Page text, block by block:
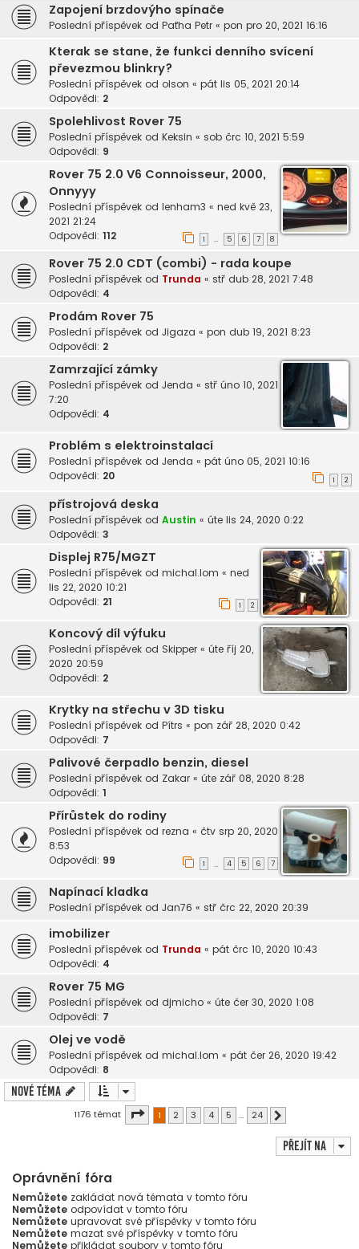
Zapojení brzdovýho spínače
Poslední příspěvek od Paťha Petr « pon pro 20, 2021 16:16
Kterak se stane, že funkci denního svícení
převezmou blinkry?
Poslední příspěvek od olson « pát lis 05, 2021 20:14
Odpovědi: 2
Spolehlivost Rover 75
Poslední příspěvek od Keksin « sob črc 10, 2021 5:59
Odpovědi: 9
Rover 75 2.0 V6 Connoisseur, 2000,
Onnyyy
Poslední příspěvek od lenham3 « ned kvě 23,
2021 21:24
Odpovědi: 112 1 … 5 6 7 8
Rover 75 2.0 CDT (combi) - rada koupe
Poslední příspěvek od Trunda « stř dub 28, 2021 7:48
Odpovědi: 4
Prodám Rover 75
Poslední příspěvek od Jigaza « pon dub 19, 2021 8:23
Odpovědi: 2
Zamrzající zámky
Poslední příspěvek od Jenda « stř úno 10, 2021
7:20
Odpovědi: 4
Problém s elektroinstalací
Poslední příspěvek od Jenda « pát úno 05, 2021 10:16
Odpovědi: 20 1 2
přístrojová deska
Poslední příspěvek od Austin « úte lis 24, 2020 0:22
Odpovědi: 3
Displej R75/MGZT
Poslední příspěvek od michal.lom « ned
lis 22, 2020 10:21
Odpovědi: 21 1 2
Koncový díl výfuku
Poslední příspěvek od Skipper « úte říj 20,
2020 20:59
Odpovědi: 2
Krytky na střechu v 3D tisku
Poslední příspěvek od Pítrs « pon zář 28, 2020 0:42
Odpovědi: 7
Palivové čerpadlo benzin, diesel
Poslední příspěvek od Zakar « úte zář 08, 2020 8:28
Odpovědi: 1
Přírůstek do rodiny
Poslední příspěvek od rezna « čtv srp 20, 2020
8:53
Odpovědi: 99 1 … 4 5 6 7
Napínací kladka
Poslední příspěvek od Jan76 « stř črc 22, 2020 20:39
imobilizer
Poslední příspěvek od Trunda « pát črc 10, 2020 10:43
Odpovědi: 4
Rover 75 MG
Poslední příspěvek od djmicho « úte čer 30, 2020 1:08
Odpovědi: 7
Olej ve vodě
Poslední příspěvek od michal.lom « pát čer 26, 2020 19:42
Odpovědi: 8
Nové téma
1176 témat Stránka z
1 2 3 4 5 … 24
Přejít na
Oprávnění fóra
Nemůžete zakládat nová témata v tomto fóru
Nemůžete odpovídat v tomto fóru
Nemůžete upravovat své příspěvky v tomto fóru
Nemůžete mazat své příspěvky v tomto fóru
Nemůžete přikládat soubory v tomto fóru